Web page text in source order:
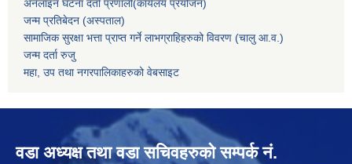
अनलाइन घटना दर्ता प्रणाली(कार्यलय प्रयोजन)
जन्म प्रतिबेदन (अस्पताल)
सामाजिक सुरक्षा भत्ता प्राप्त गर्ने लाभग्राहिहरुको विवरण (चालु आ.व.)
जन्म दर्ता रुजु
महा, उप तथा नगरपालिकाहरुको वेबसाइट
वडा अध्यक्ष तथा वडा सचिवहरुको सम्पर्क नं.